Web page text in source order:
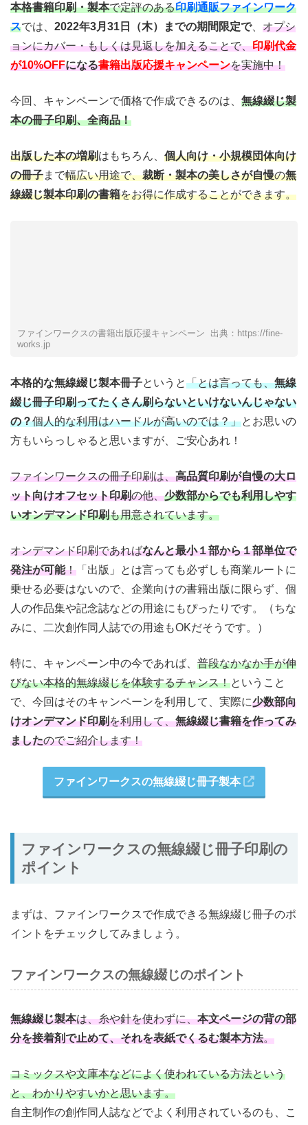
本格書籍印刷・製本で定評のある印刷通販ファインワーク
スでは、 2022年3月31日（木）までの期間限定で、 オプシ
ョンにカバー・もしくは見返しを加えることで、印刷代金
が10%OFFになる書籍出版応援キャンペーンを実施中！
今回、キャンペーンで価格で作成できるのは、 無線綴じ製
本の冊子印刷、全商品！
出版した本の増刷はもちろん、 個人向け・小規模団体向け
の冊子まで幅広い用途で、裁断・製本の美しさが自慢の無
線綴じ製本印刷の書籍をお得に作成することができます。
ファインワークスの書籍出版応援キャンペーン 出典：https://fine-
works.jp
本格的な無線綴じ製本冊子というと「とは言っても、無線
綴じ冊子印刷ってたくさん刷らないといけないんじゃない
の？個人的な利用はハードルが高いのでは？」とお思いの
方もいらっしゃると思いますが、ご安心あれ！
ファインワークスの冊子印刷は、高品質印刷が自慢の大ロ
ット向けオフセット印刷の他、少数部からでも利用しやす
いオンデマンド印刷も用意されています。
オンデマンド印刷であればなんと最小１部から１部単位で
発注が可能！ 「出版」とは言っても必ずしも商業ルートに
乗せる必要はないので、企業向けの書籍出版に限らず、個
人の作品集や記念誌などの用途にもぴったりです。（ちな
みに、二次創作同人誌での用途もOKだそうです。）
特に、キャンペーン中の今であれば、 普段なかなか手が伸
びない本格的無線綴じを体験するチャンス！ということ
で、今回はそのキャンペーンを利用して、実際に少数部向
けオンデマンド印刷を利用して、無線綴じ書籍を作ってみ
ましたのでご紹介します！
ファインワークスの無線綴じ冊子製本
ファインワークスの無線綴じ冊子印刷の
ポイント
まずは、ファインワークスで作成できる無線綴じ冊子のポ
イントをチェックしてみましょう。
ファインワークスの無線綴じのポイント
無線綴じ製本は、糸や針を使わずに、本文ページの背の部
分を接着剤で止めて、それを表紙でくるむ製本方法。
コミックスや文庫本などによく使われている方法という
と、わかりやすいかと思います。
自主制作の創作同人誌などでよく利用されているのも、こ